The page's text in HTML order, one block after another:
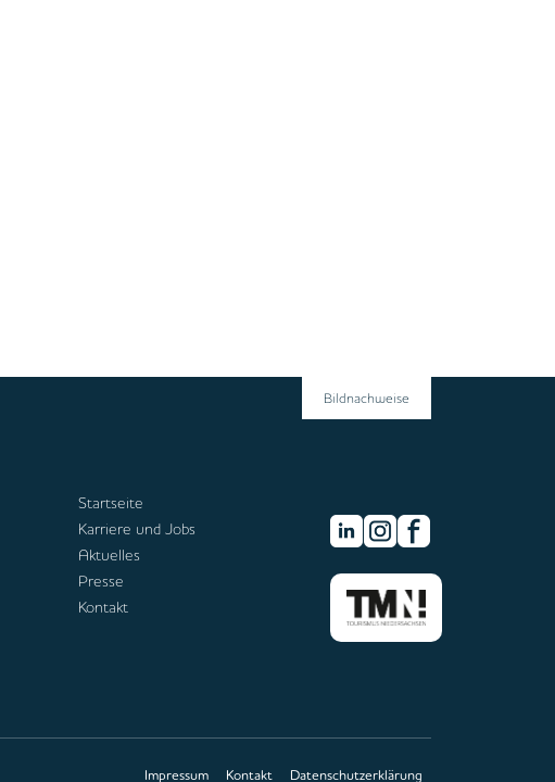
Bildnachweise
Startseite
Karriere und Jobs
Aktuelles
Presse
Kontakt
Impressum Kontakt Datenschutzerklärung